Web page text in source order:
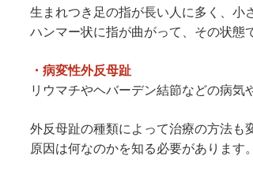
生まれつき足の指が長い人に多く、小
ハンマー状に指が曲がって、その状態
・病変性外反母趾
リウマチやヘバーデン結節などの病気
外反母趾の種類によって治療の方法も
原因は何なのかを知る必要があります。